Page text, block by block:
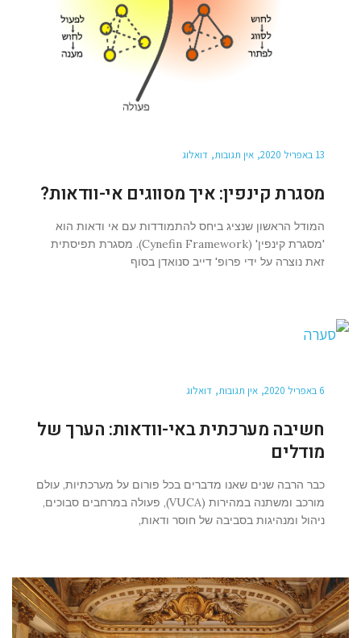
13 באפריל 2020 אין תגובות דואלוג
מסגרת קינפין: איך מסווגים אי-וודאות?
המודל הראשון שנציג ביחס להתמודדות עם אי ודאות הוא
'מסגרת קינפין' (Cynefin Framework). מסגרת תפיסתית
זאת נוצרה על ידי פרופ' דייב סנואדן בסוף
6 באפריל 2020 אין תגובות דואלוג
חשיבה מערכתית באי-וודאות: הערך של
מודלים
כבר הרבה שנים שאנו מדברים בכל פורום על מערכתיות, עולם
מורכב ומשתנה במהירות (VUCA), פעולה במרחבים סבוכים,
ניהול ומנהיגות בסביבה של חוסר ודאות,